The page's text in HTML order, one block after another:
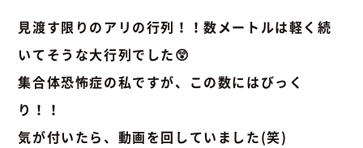
見渡す限りのアリの行列！！数メートルは軽く続
いてそうな大行列でした😲
集合体恐怖症の私ですが、この数にはびっく
り！！
気が付いたら、動画を回していました(笑)